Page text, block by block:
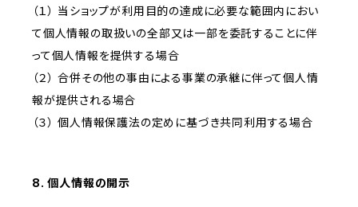
（１） 当ショップが利用目的の達成に必要な範囲内におい
て個人情報の取扱いの全部又は一部を委託することに伴
って個人情報を提供する場合
（２） 合併その他の事由による事業の承継に伴って個人情
報が提供される場合
（３） 個人情報保護法の定めに基づき共同利用する場合
8. 個人情報の開示